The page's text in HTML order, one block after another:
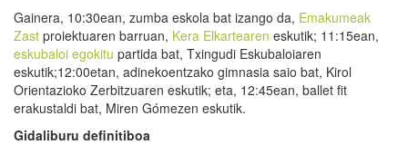
Gainera, 10:30ean, zumba eskola bat izango da, Emakumeak
Zast proiektuaren barruan, Kera Elkartearen eskutik; 11:15ean,
eskubaloi egokitu partida bat, Txingudi Eskubaloiaren
eskutik;12:00etan, adinekoentzako gimnasia saio bat, Kirol
Orientazioko Zerbitzuaren eskutik; eta, 12:45ean, ballet fit
erakustaldi bat, Miren Gómezen eskutik.
Gidaliburu definitiboa